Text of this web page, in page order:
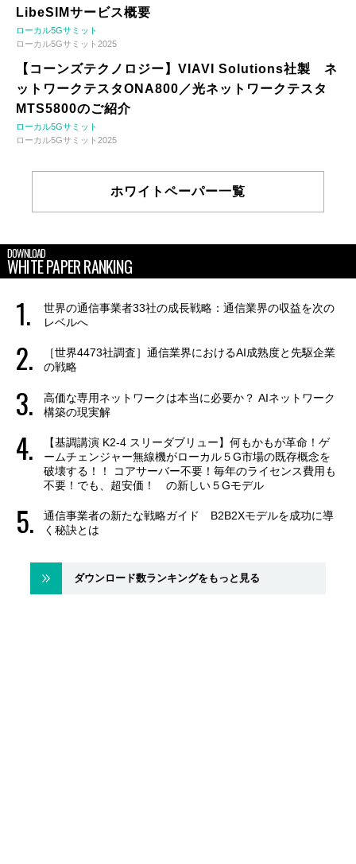
LibeSIMサービス概要
ローカル5Gサミット
ローカル5Gサミット2025
【コーンズテクノロジー】VIAVI Solutions社製 ネ
ットワークテスタONA800／光ネットワークテスタ
MTS5800のご紹介
ローカル5Gサミット
ローカル5Gサミット2025
ホワイトペーパー一覧
DOWNLOAD
WHITE PAPER RANKING
世界の通信事業者33社の成長戦略：通信業界の収益を次の
レベルへ
［世界4473社調査］通信業界におけるAI成熟度と先駆企業
の戦略
高価な専用ネットワークは本当に必要か？ AIネットワーク
構築の現実解
【基調講演 K2-4 スリーダブリュー】何もかもが革命！ゲ
ームチェンジャー無線機がローカル５G市場の既存概念を
破壊する！！ コアサーバー不要！毎年のライセンス費用も
不要！でも、超安価！ の新しい５Gモデル
通信事業者の新たな戦略ガイド B2B2Xモデルを成功に導
く秘訣とは
ダウンロード数ランキングをもっと見る